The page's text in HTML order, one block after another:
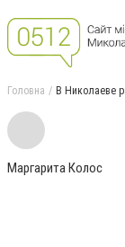
Головна В Николаеве
Маргарита Колос